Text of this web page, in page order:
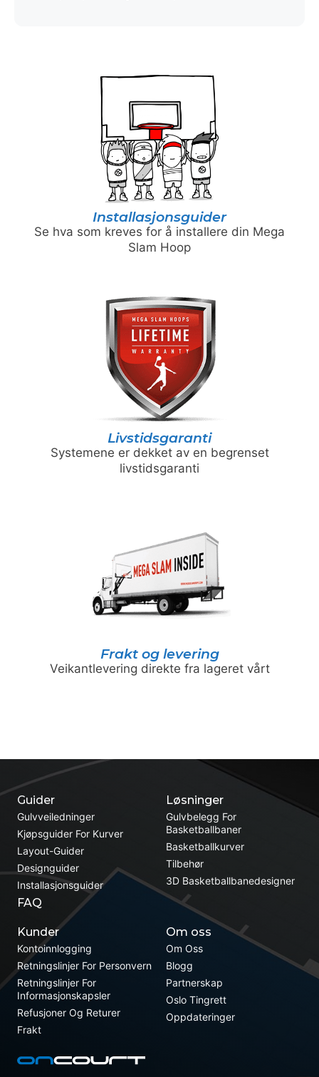
Installasjonsguider
Se hva som kreves for å installere din Mega
Slam Hoop
Livstidsgaranti
Systemene er dekket av en begrenset
livstidsgaranti
Frakt og levering
Veikantlevering direkte fra lageret vårt
Løsninger
Gulvbelegg For
Basketballbaner
Basketballkurver
Tilbehør
3D Basketballbanedesigner
Guider
Gulvveiledninger
Kjøpsguider For Kurver
Layout-Guider
Designguider
Installasjonsguider
FAQ
Kunder
Kontoinnlogging
Retningslinjer For Personvern
Retningslinjer For
Informasjonskapsler
Refusjoner Og Returer
Frakt
Om oss
Om Oss
Blogg
Partnerskap
Oslo Tingrett
Oppdateringer